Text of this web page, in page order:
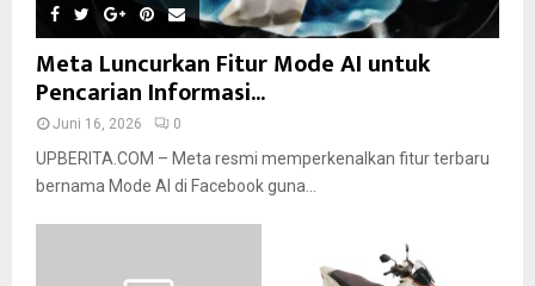
Meta Luncurkan Fitur Mode AI untuk
Pencarian Informasi...
Juni 16, 2026 0
UPBERITA.COM – Meta resmi memperkenalkan fitur terbaru
bernama Mode AI di Facebook guna...